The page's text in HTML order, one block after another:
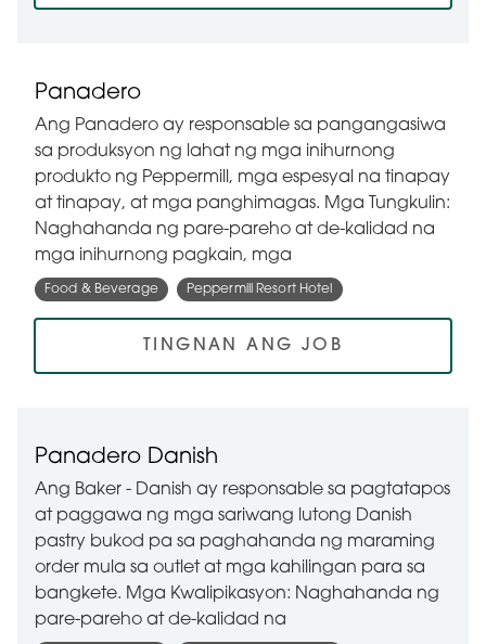
Panadero
Ang Panadero ay responsable sa pangangasiwa
sa produksyon ng lahat ng mga inihurnong
produkto ng Peppermill, mga espesyal na tinapay
at tinapay, at mga panghimagas. Mga Tungkulin:
Naghahanda ng pare-pareho at de-kalidad na
mga inihurnong pagkain, mga
Food & Beverage Peppermill Resort Hotel
TINGNAN ANG JOB
Panadero Danish
Ang Baker - Danish ay responsable sa pagtatapos
at paggawa ng mga sariwang lutong Danish
pastry bukod pa sa paghahanda ng maraming
order mula sa outlet at mga kahilingan para sa
bangkete. Mga Kwalipikasyon: Naghahanda ng
pare-pareho at de-kalidad na